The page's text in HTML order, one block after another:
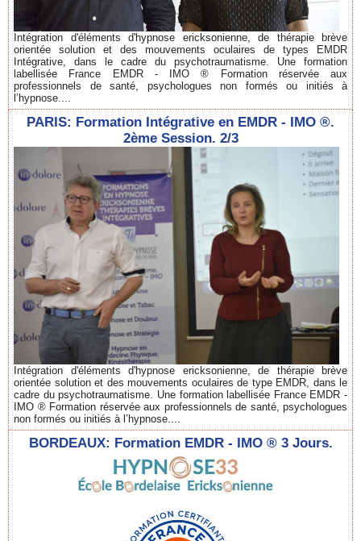
Intégration d'éléments d'hypnose ericksonienne, de thérapie brève
orientée solution et des mouvements oculaires de types EMDR
Intégrative, dans le cadre du psychotraumatisme. Une formation
labellisée France EMDR - IMO ® Formation réservée aux
professionnels de santé, psychologues non formés ou initiés à
l’hypnose....
PARIS: Formation Intégrative en EMDR - IMO ®.
2ème Session. 2/3
Intégration d'éléments d'hypnose ericksonienne, de thérapie brève
orientée solution et des mouvements oculaires de type EMDR, dans le
cadre du psychotraumatisme. Une formation labellisée France EMDR -
IMO ® Formation réservée aux professionnels de santé, psychologues
non formés ou initiés à l’hypnose....
BORDEAUX: Formation EMDR - IMO ® 3 Jours.